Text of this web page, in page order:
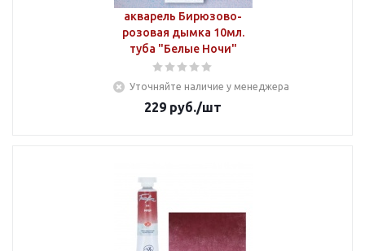
акварель Бирюзово-
розовая дымка 10мл.
туба "Белые Ночи"
Уточняйте наличие у менеджера
229 руб./шт